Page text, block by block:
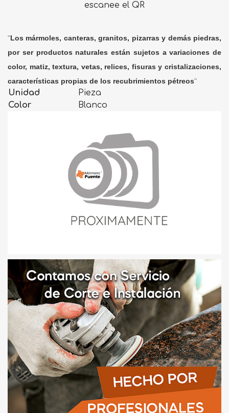
escanee el QR
"Los mármoles, canteras, granitos, pizarras y demás piedras,
por ser productos naturales están sujetos a variaciones de
color, matiz, textura, vetas, relices, fisuras y cristalizaciones,
características propias de los recubrimientos pétreos"
Unidad
Pieza
Color
Blanco